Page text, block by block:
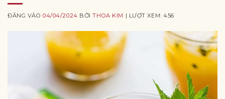
ĐĂNG VÀO04/04/2024 BỞITHOA KIM | LƯỢT XEM: 456